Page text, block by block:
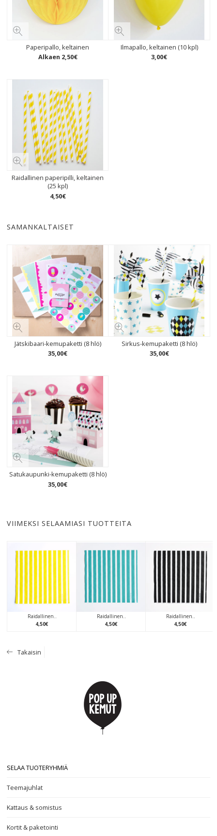
Paperipallo, keltainen
Alkaen 2,50€
Ilmapallo, keltainen (10 kpl)
3,00€
Raidallinen paperipilli, keltainen
(25 kpl)
4,50€
SAMANKALTAISET
Jätskibaari-kemupaketti (8 hlö)
35,00€
Sirkus-kemupaketti (8 hlö)
35,00€
Satukaupunki-kemupaketti (8 hlö)
35,00€
VIIMEKSI SELAAMIASI TUOTTEITA
Raidallinen..
4,50€
Raidallinen..
4,50€
Raidallinen..
4,50€
Takaisin
SELAA TUOTERYHMIÄ
Teemajuhlat
Kattaus & somistus
Kortit & paketointi